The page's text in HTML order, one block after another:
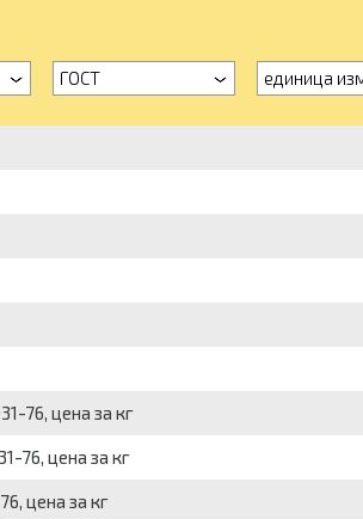
ГОСТ единица
76, цена за кг
76, цена за кг
цена за кг